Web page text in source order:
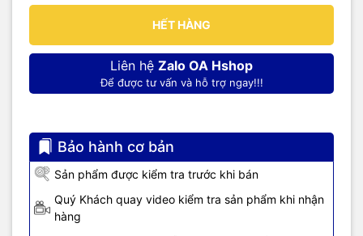
HẾT HÀNG
Liên hệ Zalo OA Hshop
Để được tư vấn và hỗ trợ ngay!!!
Bảo hành cơ bản
Sản phẩm được kiểm tra trước khi bán
Quý Khách quay video kiểm tra sản phẩm khi nhận
hàng